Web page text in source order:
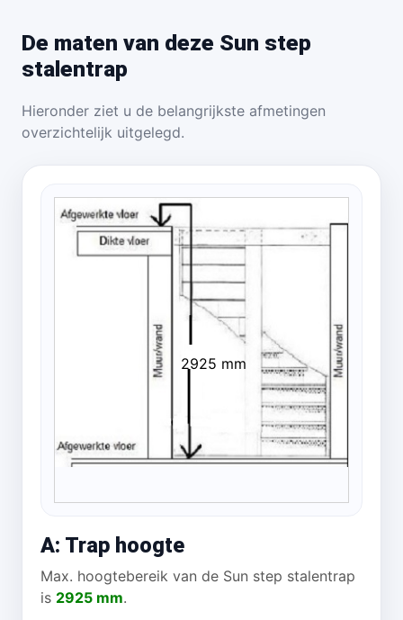
De maten van deze Sun step
stalentrap
Hieronder ziet u de belangrijkste afmetingen
overzichtelijk uitgelegd.
2925 mm
A: Trap hoogte
Max. hoogtebereik van de Sun step stalentrap
is 2925 mm.